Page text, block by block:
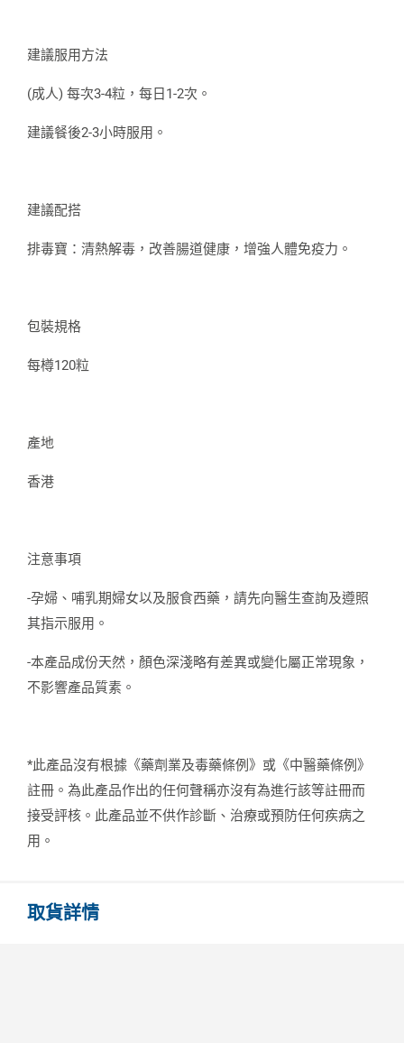
建議服用方法
(成人) 每次3-4粒，每日1-2次。
建議餐後2-3小時服用。
建議配搭
排毒寶：清熱解毒，改善腸道健康，增強人體免疫力。
包裝規格
每樽120粒
產地
香港
注意事項
-孕婦、哺乳期婦女以及服食西藥，請先向醫生查詢及遵照
其指示服用。
-本產品成份天然，顏色深淺略有差異或變化屬正常現象，
不影響產品質素。
*此產品沒有根據《藥劑業及毒藥條例》或《中醫藥條例》
註冊。為此產品作出的任何聲稱亦沒有為進行該等註冊而
接受評核。此產品並不供作診斷、治療或預防任何疾病之
用。
取貨詳情